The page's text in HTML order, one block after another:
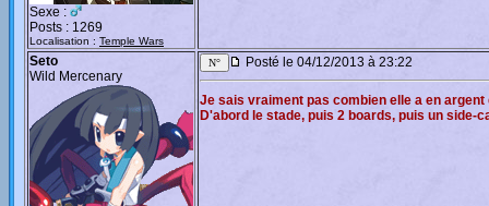
Sexe :
Posts : 1269
Localisation : Temple Wars
Seto
Wild Mercenary
Posté le 04/12/2013 à 23:22
Je sais vraiment pas combien elle a en
D'abord le stade, puis 2 boards, puis un side-